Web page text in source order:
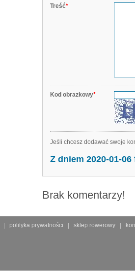
Treść*
Kod obrazkowy*
Jeśli chcesz dodawać swoje
Z dniem 2020-01-
Brak komentarzy!
polityka prywatności sklep rowerowy